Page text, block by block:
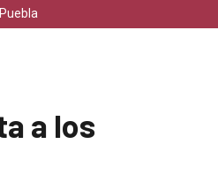
Puebla
a los